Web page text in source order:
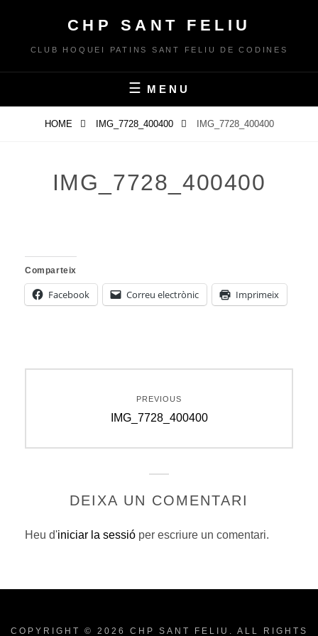
content
CHP SANT FELIU
CLUB HOQUEI PATINS SANT FELIU DE CODINES
MENU
HOME IMG_7728_400400 IMG_7728_400400
IMG_7728_400400
Comparteix
Facebook Correu electrònic Imprimeix
d'entrades
PREVIOUS
Previous
IMG_7728_400400
DEIXA UN COMENTARI
Heu d'iniciar la sessió per escriure un comentari.
COPYRIGHT © 2026 CHP SANT FELIU . ALL RIGHTS